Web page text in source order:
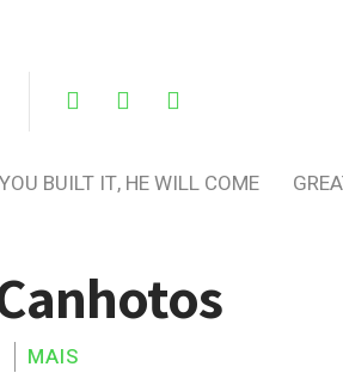
BUILT IT, HE WILL COME
MAIS